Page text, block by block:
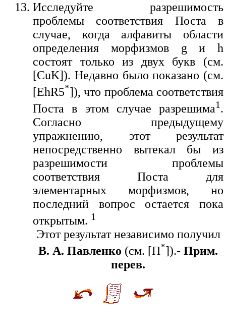
Исследуйте разрешимость
проблемы соответствия Поста в
случае, когда алфавиты области
определения морфизмов g и h
состоят только из двух букв (см.
[CuK]). Недавно было показано (см.
[EhR5*]), что проблема соответствия
Поста в этом случае разрешима1.
Согласно предыдущему
упражнению, этот результат
непосредственно вытекал бы из
разрешимости проблемы
соответствия Поста для
элементарных морфизмов, но
последний вопрос остается пока
открытым. 1
Этот результат независимо получил
В. А. Павленко (см. [П*]).- Прим.
перев.